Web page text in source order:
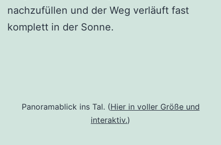
nachzufüllen und der Weg verläuft fast
komplett in der Sonne.
Panoramablick ins Tal. (Hier in voller Größe und
interaktiv.)